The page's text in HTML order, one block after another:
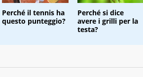
Perché il tennis ha
questo punteggio?
Perché si dice
avere i grilli per la
testa?